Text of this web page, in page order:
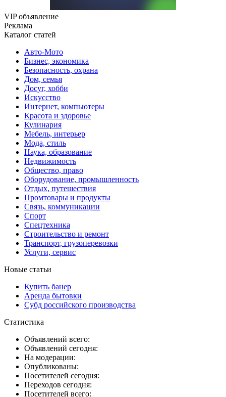
VIP объявление
Реклама
Каталог статей
Авто-Мото
Бизнес, экономика
Безопасность, охрана
Дом, семья
Досуг, хобби
Искусство
Интернет, компьютеры
Красота и здоровье
Кулинария
Мебель, интерьер
Мода, стиль
Наука, образование
Недвижимость
Общество, право
Оборудование, промышленность
Отдых, путешествия
Промтовары и продукты
Связь, коммуникации
Спорт
Спецтехника
Строительство и ремонт
Транспорт, грузоперевозки
Услуги, сервис
Новые статьи
Купить банер
Аренда бытовки
Субд российского производства
Статистика
Объявлений всего:
Объявлений сегодня:
На модерации:
Опубликованы:
Посетителей сегодня:
Переходов сегодня:
Посетителей всего: